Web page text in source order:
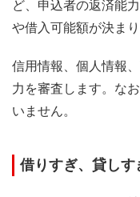
ど、申込者の返済能
や借入可能額が決まり
信用情報、個人情報
力を審査します。な
いません。
借りすぎ、貸しす